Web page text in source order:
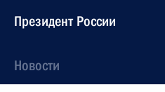
Президент России
Новости